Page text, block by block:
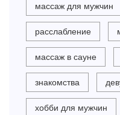
массаж для мужчин
расслабление
массаж в сауне
знакомства
хобби для мужчин